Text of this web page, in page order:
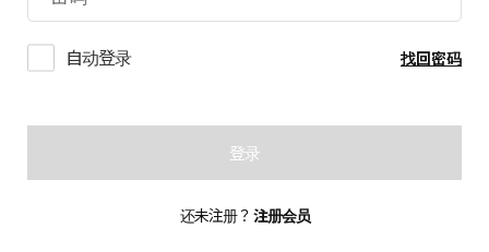
自动登录 找回密码
登录
还未注册？ 注册会员